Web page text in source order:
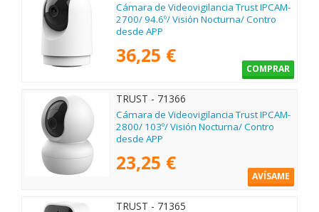
Cámara de Videovigilancia Trust IPCAM-
2700/ 94.6º/ Visión Nocturna/ Contro
desde APP
36,25 €
COMPRAR
TRUST - 71366
Cámara de Videovigilancia Trust IPCAM-
2800/ 103º/ Visión Nocturna/ Contro
desde APP
23,25 €
AVÍSAME
TRUST - 71365